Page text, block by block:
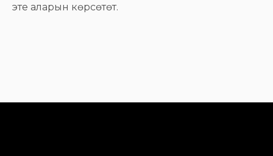
эте аларын көрсөтөт.